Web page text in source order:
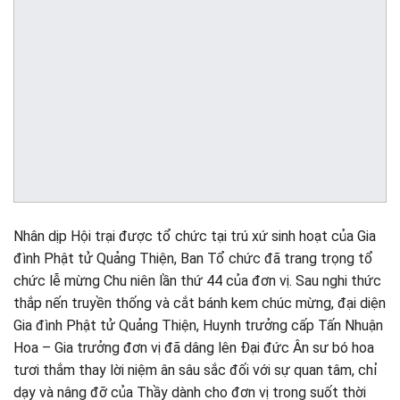
Nhân dịp Hội trại được tổ chức tại trú xứ sinh hoạt của Gia
đình Phật tử Quảng Thiện, Ban Tổ chức đã trang trọng tổ
chức lễ mừng Chu niên lần thứ 44 của đơn vị. Sau nghi thức
thắp nến truyền thống và cắt bánh kem chúc mừng, đại diện
Gia đình Phật tử Quảng Thiện, Huynh trưởng cấp Tấn Nhuận
Hoa – Gia trưởng đơn vị đã dâng lên Đại đức Ân sư bó hoa
tươi thắm thay lời niệm ân sâu sắc đối với sự quan tâm, chỉ
dạy và nâng đỡ của Thầy dành cho đơn vị trong suốt thời